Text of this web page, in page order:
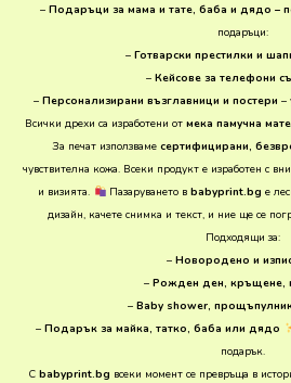
–Подаръци за мама и тате, баба и дядо –
подаръци:
– Готварски престилки и
– Кейсове за телефони
– Персонализирани възглавници и постери –
Всички дрехи са изработени от мека памучна
За печат използваме сертифицирани,
чувствителна кожа. Всеки продукт е изработен с
и визията.
Пазаруването вbabyprint.bg е
дизайн, качете снимка и текст, и ние ще се
Подходящи за:
– Новородено и
– Рожден ден, кръщене,
– Baby shower,
–Подарък за майка, татко, баба или дядо
подарък.
С babyprint.bg всеки момент се превръща в